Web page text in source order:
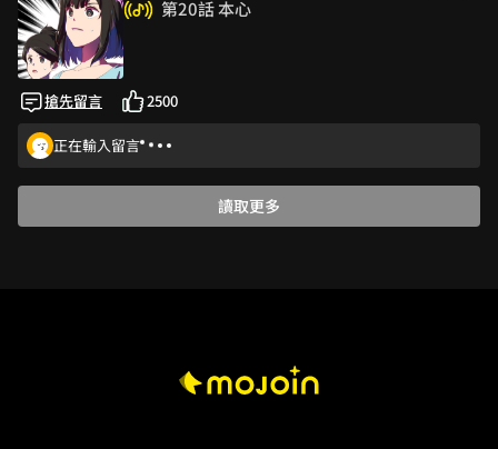
第20話 本心
搶先留言 2500
正在輸入留言
讀取更多